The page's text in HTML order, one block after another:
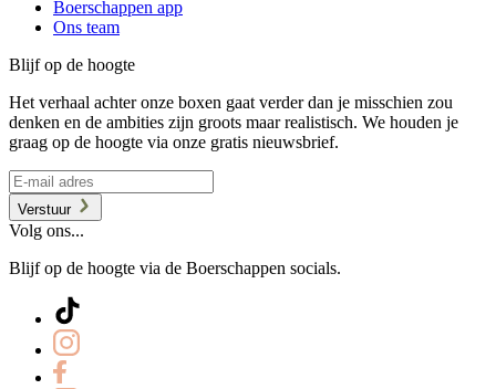
Boerschappen app
Ons team
Blijf op de hoogte
Het verhaal achter onze boxen gaat verder dan je misschien zou
denken en de ambities zijn groots maar realistisch. We houden je
graag op de hoogte via onze gratis nieuwsbrief.
Verstuur
Volg ons...
Blijf op de hoogte via de Boerschappen socials.